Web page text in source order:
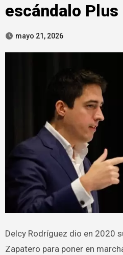
escándalo
mayo 21, 2026
Delcy Rodríguez dio en 2020 su visto bueno al círculo de
Zapatero para poner en